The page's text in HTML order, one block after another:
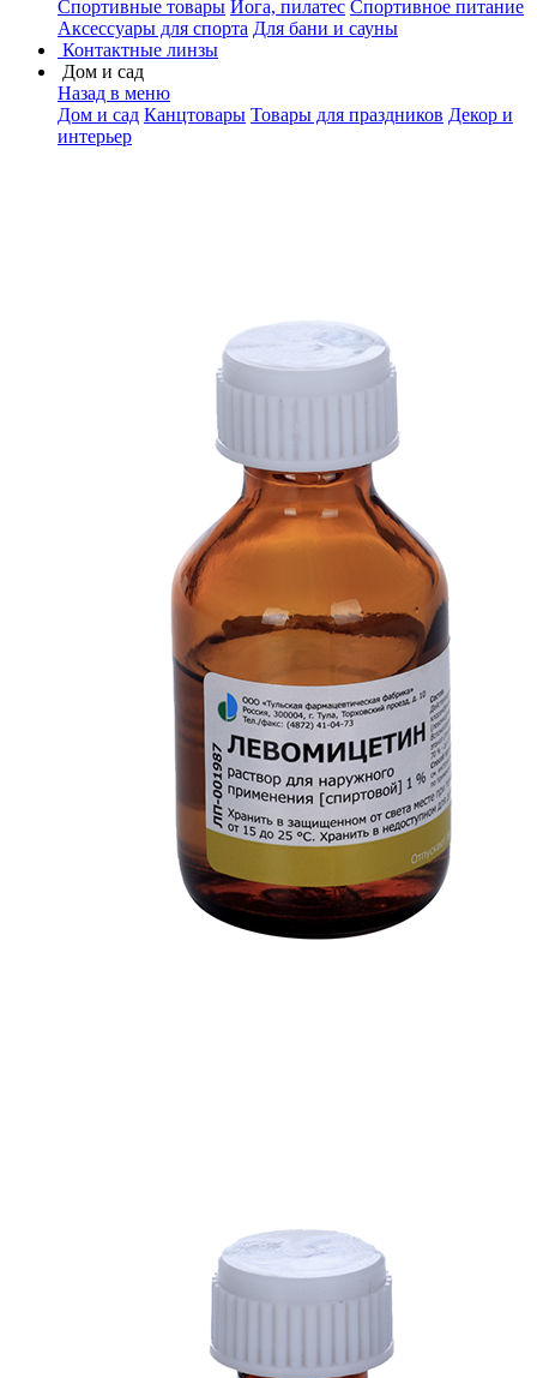
Спортивные товары Йога, пилатес Спортивное питание
Аксессуары для спорта Для бани и сауны
Контактные линзы
Дом и сад
Назад в меню
Дом и сад Канцтовары Товары для праздников Декор и
интерьер